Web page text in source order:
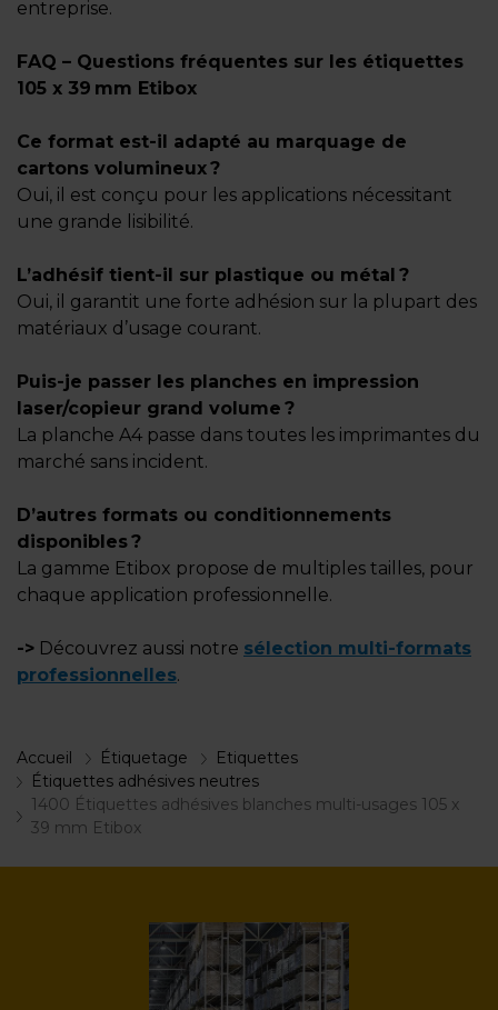
entreprise.
FAQ – Questions fréquentes sur les étiquettes
105 x 39 mm Etibox
Ce format est-il adapté au marquage de
cartons volumineux ?
Oui, il est conçu pour les applications nécessitant
une grande lisibilité.
L’adhésif tient-il sur plastique ou métal ?
Oui, il garantit une forte adhésion sur la plupart des
matériaux d’usage courant.
Puis-je passer les planches en impression
laser/copieur grand volume ?
La planche A4 passe dans toutes les imprimantes du
marché sans incident.
D’autres formats ou conditionnements
disponibles ?
La gamme Etibox propose de multiples tailles, pour
chaque application professionnelle.
-> Découvrez aussi notre sélection multi-formats
professionnelles.
Accueil Étiquetage
Etiquettes
Étiquettes adhésives neutres
1400 Étiquettes adhésives blanches multi-usages 105 x
39 mm Etibox